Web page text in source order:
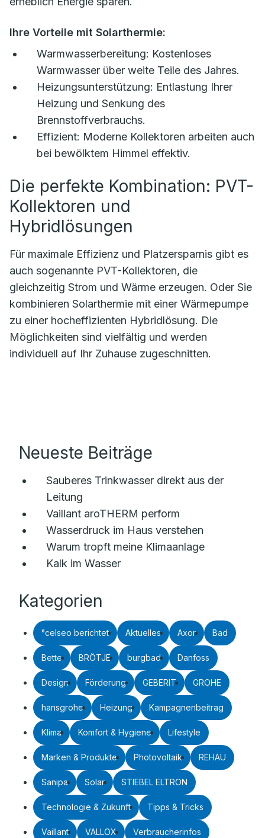
Ihre Vorteile mit Solarthermie:
Warmwasserbereitung: Kostenloses
Warmwasser über weite Teile des Jahres.
Heizungsunterstützung: Entlastung Ihrer
Heizung und Senkung des
Brennstoffverbrauchs.
Effizient: Moderne Kollektoren arbeiten auch
bei bewölktem Himmel effektiv.
Die perfekte Kombination: PVT-
Kollektoren und
Hybridlösungen
Für maximale Effizienz und Platzersparnis gibt es
auch sogenannte PVT-Kollektoren, die
gleichzeitig Strom und Wärme erzeugen. Oder Sie
kombinieren Solarthermie mit einer Wärmepumpe
zu einer hocheffizienten Hybridlösung. Die
Möglichkeiten sind vielfältig und werden
individuell auf Ihr Zuhause zugeschnitten.
Neueste Beiträge
Sauberes Trinkwasser direkt aus der
Leitung
Vaillant aroTHERM perform
Wasserdruck im Haus verstehen
Warum tropft meine Klimaanlage
Kalk im Wasser
Kategorien
°celseo berichtet Aktuelles Axor Bad
Bette BRÖTJE burgbad Danfoss
Design Förderung GEBERIT GROHE
hansgrohe Heizung Kampagnenbeitrag
Klima Komfort & Hygiene Lifestyle
Marken & Produkte Photovoltaik REHAU
Sanipa Solar STIEBEL ELTRON
Technologie & Zukunft Tipps & Tricks
Vaillant VALLOX Verbraucherinfos